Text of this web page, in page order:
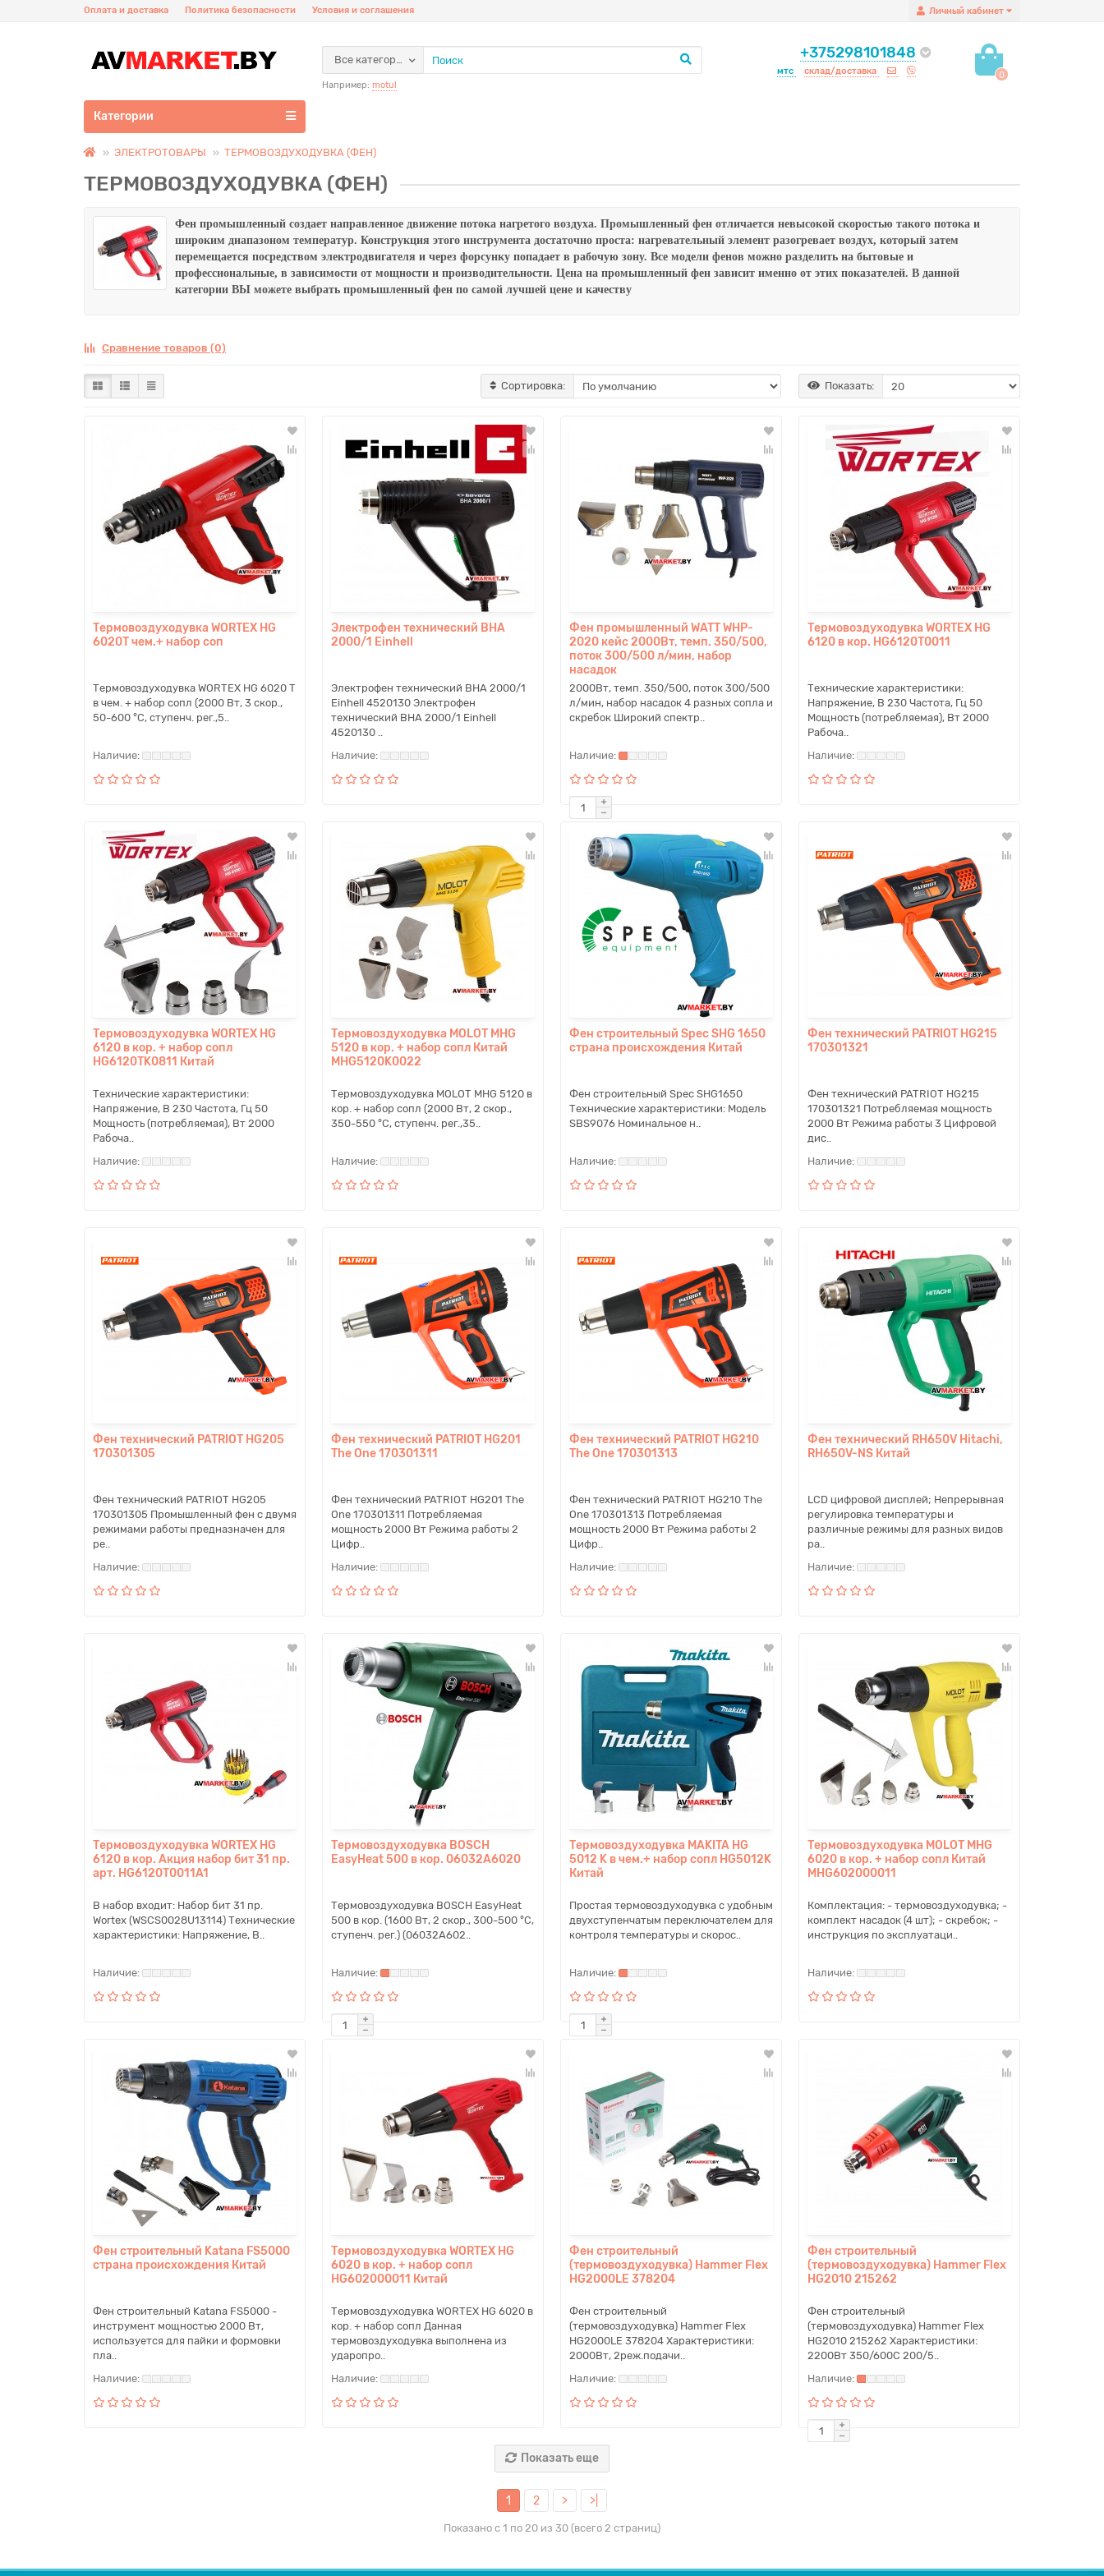
Личный кабинет
Оплата и доставка Политика безопасности Условия и соглашения
+375298101848
мтс склад/доставка 0
Все категории
Например: motul
Категории
ЭЛЕКТРОТОВАРЫ ТЕРМОВОЗДУХОДУВКА (ФЕН)
ТЕРМОВОЗДУХОДУВКА (ФЕН)
Фен промышленный создает направленное движение потока нагретого воздуха. Промышленный фен отличается невысокой скоростью такого потока и
широким диапазоном температур. Конструкция этого инструмента достаточно проста: нагревательный элемент разогревает воздух, который затем
перемещается посредством электродвигателя и через форсунку попадает в рабочую зону. Все модели фенов можно разделить на бытовые и
профессиональные, в зависимости от мощности и производительности. Цена на промышленный фен зависит именно от этих показателей. В данной
категории ВЫ можете выбрать промышленный фен по самой лучшей цене и качеству
Сравнение товаров (0)
Сортировка: Показать:
Термовоздуходувка WORTEX HG
6020T чем.+ набор соп
Термовоздуходувка WORTEX HG 6020 T
в чем. + набор сопл (2000 Вт, 3 скор.,
50-600 °С, ступенч. рег.,5..
Электрофен технический BHA
2000/1 Einhell
Электрофен технический BHA 2000/1
Einhell 4520130 Электрофен
технический BHA 2000/1 Einhell
4520130 ..
Фен промышленный WATT WHP-
2020 кейс 2000Вт, темп. 350/500,
поток 300/500 л/мин, набор
насадок
2000Вт, темп. 350/500, поток 300/500
л/мин, набор насадок 4 разных сопла и
скребок Широкий спектр..
Термовоздуходувка WORTEX HG
6120 в кор. HG6120T0011
Технические характеристики:
Напряжение, В 230 Частота, Гц 50
Мощность (потребляемая), Вт 2000
Рабоча..
Термовоздуходувка WORTEX HG
6120 в кор. + набор сопл
HG6120TK0811 Китай
Технические характеристики:
Напряжение, В 230 Частота, Гц 50
Мощность (потребляемая), Вт 2000
Рабоча..
Термовоздуходувка MOLOT MHG
5120 в кор. + набор сопл Китай
MHG5120K0022
Термовоздуходувка MOLOT MHG 5120 в
кор. + набор сопл (2000 Вт, 2 скор.,
350-550 °С, ступенч. рег.,35..
Фен строительный Spec SHG 1650
страна происхождения Китай
Фен строительный Spec SHG1650
Технические характеристики: Модель
SBS9076 Номинальное н..
Фен технический PATRIOT HG215
170301321
Фен технический PATRIOT HG215
170301321 Потребляемая мощность
2000 Вт Режима работы 3 Цифровой
дис..
Фен технический PATRIOT HG205
170301305
Фен технический PATRIOT HG205
170301305 Промышленный фен с двумя
режимами работы предназначен для
ре..
Фен технический PATRIOT HG201
The One 170301311
Фен технический PATRIOT HG201 The
One 170301311 Потребляемая
мощность 2000 Вт Режима работы 2
Цифр..
Фен технический PATRIOT HG210
The One 170301313
Фен технический PATRIOT HG210 The
One 170301313 Потребляемая
мощность 2000 Вт Режима работы 2
Цифр..
Фен технический RH650V Hitachi,
RH650V-NS Китай
LCD цифровой дисплей; Непрерывная
регулировка температуры и
различные режимы для разных видов
ра..
Термовоздуходувка WORTEX HG
6120 в кор. Акция набор бит 31 пр.
арт. HG6120T0011A1
В набор входит: Набор бит 31 пр.
Wortex (WSCS0028U13114) Технические
характеристики: Напряжение, В..
Термовоздуходувка BOSCH
EasyHeat 500 в кор. 06032A6020
Термовоздуходувка BOSCH EasyHeat
500 в кор. (1600 Вт, 2 скор., 300-500 °С,
ступенч. рег.) (06032A602..
Термовоздуходувка MAKITA HG
5012 K в чем.+ набор сопл HG5012K
Китай
Простая термовоздуходувка с удобным
двухступенчатым переключателем для
контроля температуры и скорос..
Термовоздуходувка MOLOT MHG
6020 в кор. + набор сопл Китай
MHG602000011
Комплектация: - термовоздуходувка; -
комплект насадок (4 шт); - скребок; -
инструкция по эксплуатаци..
Фен строительный Katana FS5000
страна происхождения Китай
Фен строительный Katana FS5000 -
инструмент мощностью 2000 Вт,
используется для пайки и формовки
пла..
Термовоздуходувка WORTEX HG
6020 в кор. + набор сопл
HG602000011 Китай
Термовоздуходувка WORTEX HG 6020 в
кор. + набор сопл Данная
термовоздуходувка выполнена из
ударопро..
Фен строительный
(термовоздуходувка) Hammer Flex
HG2000LE 378204
Фен строительный
(термовоздуходувка) Hammer Flex
HG2000LE 378204 Характеристики:
2000Вт, 2реж.подачи..
Фен строительный
(термовоздуходувка) Hammer Flex
HG2010 215262
Фен строительный
(термовоздуходувка) Hammer Flex
HG2010 215262 Характеристики:
2200Вт 350/600С 200/5..
Показать еще
1 2 > >|
Показано с 1 по 20 из 30 (всего 2 страниц)